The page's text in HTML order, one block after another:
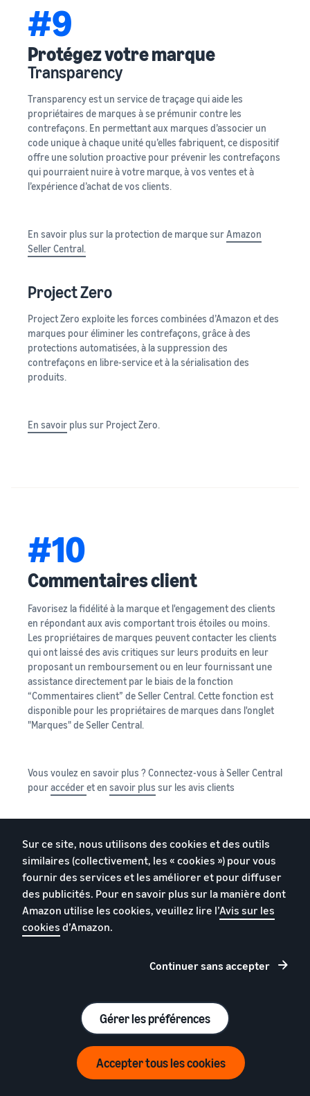
#9
Protégez votre marque
Transparency
Transparency est un service de traçage qui aide les
propriétaires de marques à se prémunir contre les
contrefaçons. En permettant aux marques d’associer un
code unique à chaque unité qu’elles fabriquent, ce dispositif
offre une solution proactive pour prévenir les contrefaçons
qui pourraient nuire à votre marque, à vos ventes et à
l’expérience d’achat de vos clients.
En savoir plus sur la protection de marque surAmazon
Seller Central.
Project Zero
Project Zero exploite les forces combinées d’Amazon et des
marques pour éliminer les contrefaçons, grâce à des
protections automatisées, à la suppression des
contrefaçons en libre-service et à la sérialisation des
produits.
En savoir plus sur Project Zero.
#10
Commentaires client
Favorisez la fidélité à la marque et l'engagement des clients
en répondant aux avis comportant trois étoiles ou moins.
Les propriétaires de marques peuvent contacter les clients
qui ont laissé des avis critiques sur leurs produits en leur
proposant un remboursement ou en leur fournissant une
assistance directement par le biais de la fonction
“Commentaires client” de Seller Central. Cette fonction est
disponible pour les propriétaires de marques dans l'onglet
"Marques" de Seller Central.
Vous voulez en savoir plus ? Connectez-vous à Seller Central
pouraccéderet en savoir plus sur les avis clients
New Republic
Sur ce site, nous utilisons des cookies et des outils
similaires (collectivement, les « cookies ») pour vous
fournir des services et les améliorer et pour diffuser
des publicités. Pour en savoir plus sur la manière dont
Amazon utilise les cookies, veuillez lire l’Avis sur les
cookies d’Amazon.
Continuer sans accepter
Gérer les préférences
Accepter tous les cookies